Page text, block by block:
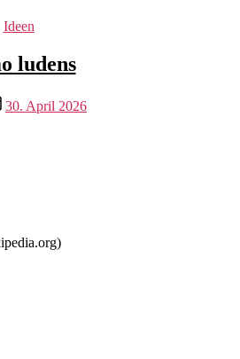
Kategorien
Ideen
ludens
30. April 2026